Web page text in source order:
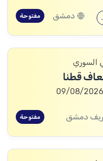
دمشق مفتوحة
السوري
قطنا
ريف دمشق مفتوحة